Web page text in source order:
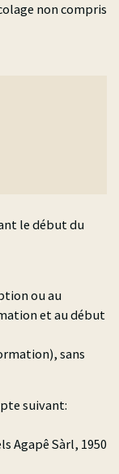
non compris
le début du
ou au
et au début
sans
suivant:
Agapê Sàrl, 1950